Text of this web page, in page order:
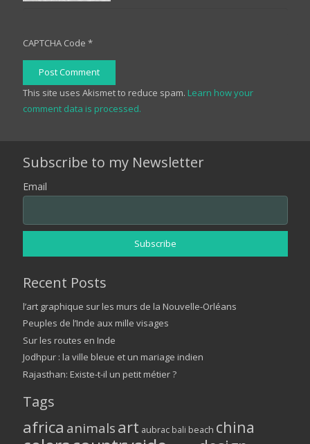
CAPTCHA Code *
Post Comment
This site uses Akismet to reduce spam. Learn how your
comment data is processed.
Subscribe to my Newsletter
Email
Recent Posts
l’art graphique sur les murs de la Nouvelle-Orléans
Peuples de l’Inde aux mille visages
Sur les routes en Inde
Jodhpur : la ville bleue et un mariage indien
Rajasthan: Existe-t-il un petit métier ?
Tags
africa animalsart aubrac bali beach china